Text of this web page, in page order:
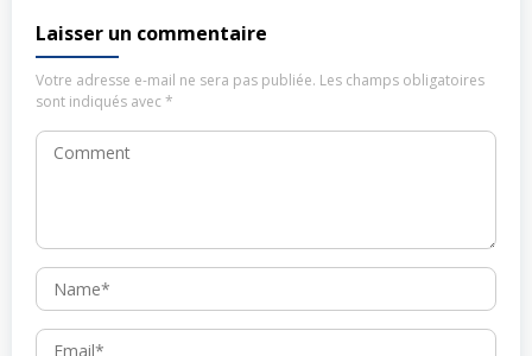
Laisser un commentaire
Votre adresse e-mail ne sera pas publiée. Les champs obligatoires
sont indiqués avec*